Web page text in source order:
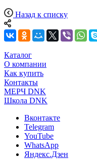
Назад к списку
Каталог
О компании
Как купить
Контакты
МЕРЧ DNK
Школа DNK
Вконтакте
Telegram
YouTube
WhatsApp
Яндекс.Дзен